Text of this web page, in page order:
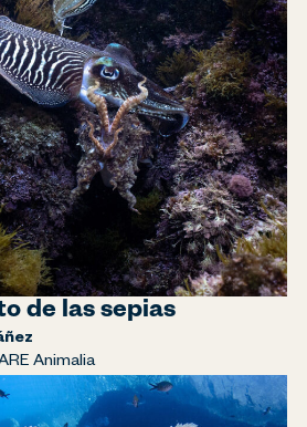
de las sepias
Animalia